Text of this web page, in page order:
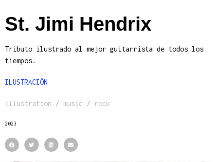
St. Jimi Hendrix
Tributo ilustrado al mejor guitarrista de todos los
tiempos.
ILUSTRACIÓN
illustration / music / rock
2023